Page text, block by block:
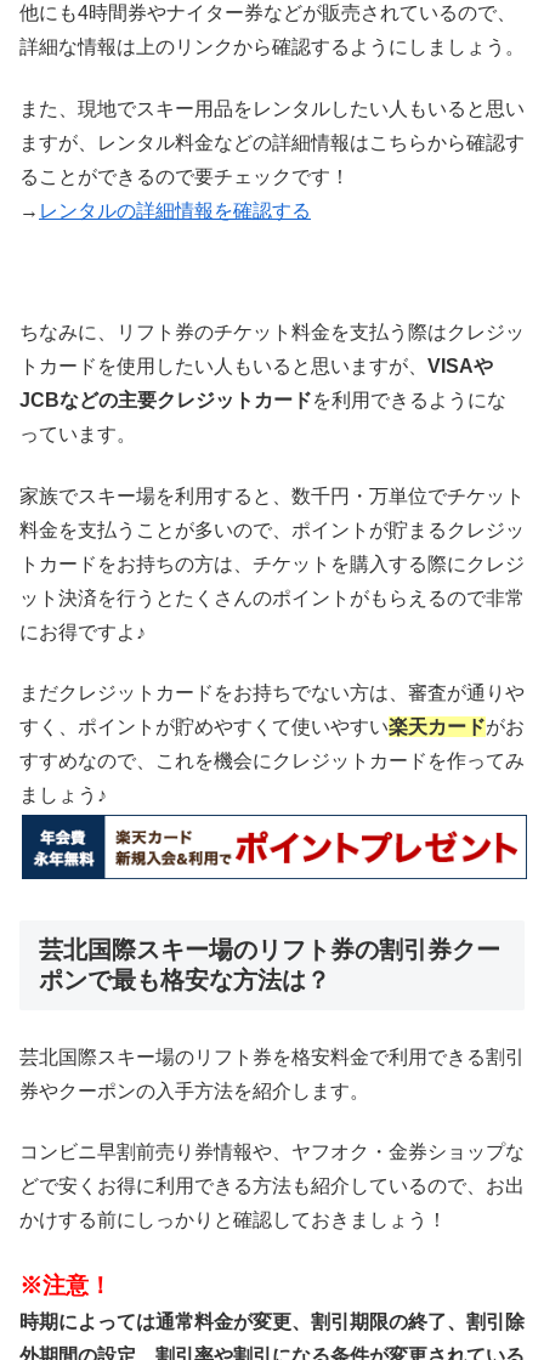
他にも4時間券やナイター券などが販売されているので、
詳細な情報は上のリンクから確認するようにしましょう。
また、現地でスキー用品をレンタルしたい人もいると思い
ますが、レンタル料金などの詳細情報はこちらから確認す
ることができるので要チェックです！
→ レンタルの詳細情報を確認する
ちなみに、リフト券のチケット料金を支払う際はクレジッ
トカードを使用したい人もいると思いますが、 VISAや
JCBなどの主要クレジットカードを利用できるようにな
っています。
家族でスキー場を利用すると、数千円・万単位でチケット
料金を支払うことが多いので、ポイントが貯まるクレジッ
トカードをお持ちの方は、チケットを購入する際にクレジ
ット決済を行うとたくさんのポイントがもらえるので非常
にお得ですよ♪
まだクレジットカードをお持ちでない方は、審査が通りや
すく、ポイントが貯めやすくて使いやすい楽天カードがお
すすめなので、これを機会にクレジットカードを作ってみ
ましょう♪
芸北国際スキー場のリフト券の割引券クー
ポンで最も格安な方法は？
芸北国際スキー場のリフト券を格安料金で利用できる割引
券やクーポンの入手方法を紹介します。
コンビニ早割前売り券情報や、ヤフオク・金券ショップな
どで安くお得に利用できる方法も紹介しているので、お出
かけする前にしっかりと確認しておきましょう！
※注意！
時期によっては通常料金が変更、割引期限の終了、割引除
外期間の設定、割引率や割引になる条件が変更されている